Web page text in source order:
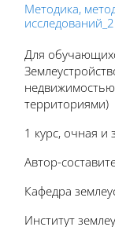
Методика,
Для
территориями)
1 курс, очная
Автор-
Кафедра
Институт